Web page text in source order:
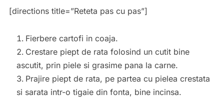
[directions title=”Reteta pas cu pas”]
Fierbere cartofi in coaja.
Crestare piept de rata folosind un cutit bine
ascutit, prin piele si grasime pana la carne.
Prajire piept de rata, pe partea cu pielea crestata
si sarata intr-o tigaie din fonta, bine incinsa.